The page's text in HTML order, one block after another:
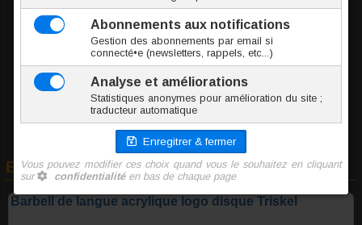
2.45 € TTC l'unité
Ajouter au panier
En rapport avec cet article
Barbell de langue acrylique logo disque Triskel